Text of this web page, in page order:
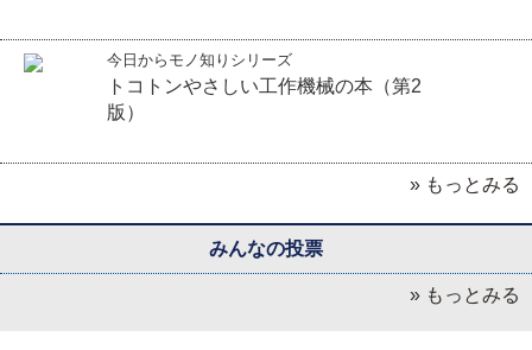
今日からモノ知りシリーズ
トコトンやさしい工作機械の本（第2
版）
» もっとみる
みんなの投票
» もっとみる